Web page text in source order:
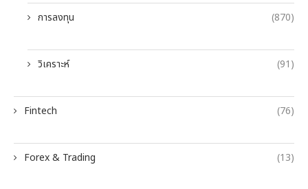
การลงทุน (870)
วิเคราะห์ (91)
Fintech (76)
Forex & Trading (13)